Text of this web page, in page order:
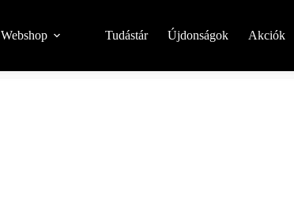
Webshop Tudástár Újdonságok Akciók